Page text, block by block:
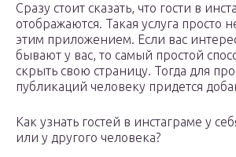
Сразу стоит сказать, что гости в
отображаются. Такая услуга просто
этим приложением. Если вас
бывают у вас, то самый простой
скрыть свою страницу. Тогда для
публикаций человеку придется
Как узнать гостей в инстаграме у
или у другого человека?